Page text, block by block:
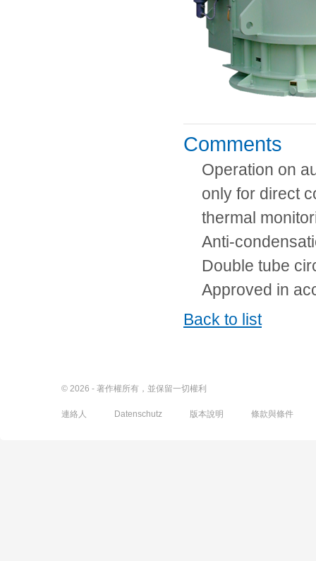
Comments
Operation on
only for direct
thermal
Anti-
Double tube
Approved in
Back to list
© 2026 - 著作權所有，並保留一切權利
連絡人 Datenschutz 版本說明 條款與條件